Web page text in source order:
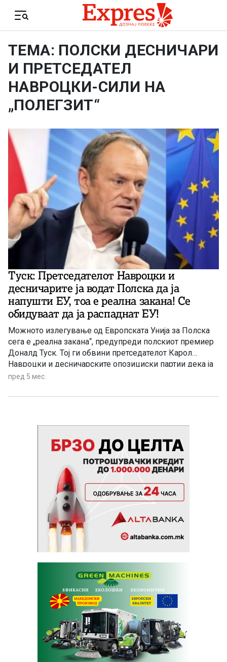
Menu
ТЕМА: ПОЛСКИ ДЕСНИЧАРИ
И ПРЕТСЕДАТЕЛ
НАВРОЦКИ-СИЛИ НА
„ПОЛЕГЗИТ“
Туск: Претседателот Навроцки и
десничарите ја водат Полска да ја
напушти ЕУ, тоа е реална закана! Се
обидуваат да ја распаднат ЕУ!
Можното излегување од Европската Унија за Полска
сега е „реална закана“, предупреди полскиот премиер
Доналд Туск. Тој ги обвини претседателот Карол
Навроцки и десничарските опозициски партии дека ја
водат земјата кон напуштање на блокот, охрабрени од
седиште во САД. Во објава на социјалните мрежи, Туск
сакаат да ја извадат Полска од ЕУ. Тој го нарече
таквиот исход „катастрофа“ и вети дека ќе „стори сè“ за
да го спречи тоа.
пред 5 мес.